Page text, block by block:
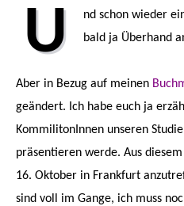
U
nd schon wieder
bald ja Überhand
Aber in Bezug auf meinen
geändert. Ich habe euch ja
KommilitonInnen unseren
präsentieren werde. Aus
16. Oktober in Frankfurt
sind voll im Gange, ich muss